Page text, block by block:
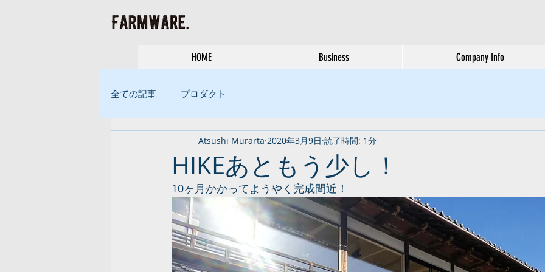
HOME Business Company Info
全ての記事 プロダクト
HIKEあともう少し！
Atsushi Murarta 2020年3月9日 読了時間: 1分
10ヶ月かかってようやく完成間近！